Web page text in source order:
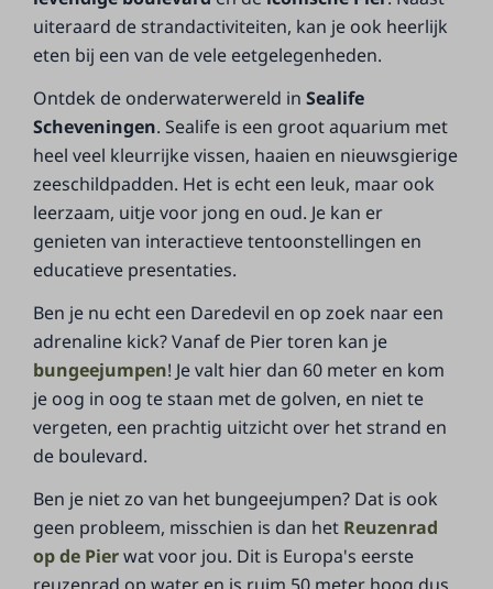
uiteraard de strandactiviteiten, kan je ook heerlijk
eten bij een van de vele eetgelegenheden.
Ontdek de onderwaterwereld inSealife
Scheveningen. Sealife is een groot aquarium met
heel veel kleurrijke vissen, haaien en nieuwsgierige
zeeschildpadden. Het is echt een leuk, maar ook
leerzaam, uitje voor jong en oud. Je kan er
genieten van interactieve tentoonstellingen en
educatieve presentaties.
Ben je nu echt een Daredevil en op zoek naar een
adrenaline kick? Vanaf de Pier toren kan je
bungeejumpen! Je valt hier dan 60 meter en kom
je oog in oog te staan met de golven, en niet te
vergeten, een prachtig uitzicht over het strand en
de boulevard.
Ben je niet zo van het bungeejumpen? Dat is ook
geen probleem, misschien is dan het Reuzenrad
op de Pierwat voor jou. Dit is Europa's eerste
reuzenrad op water en is ruim 50 meter hoog dus